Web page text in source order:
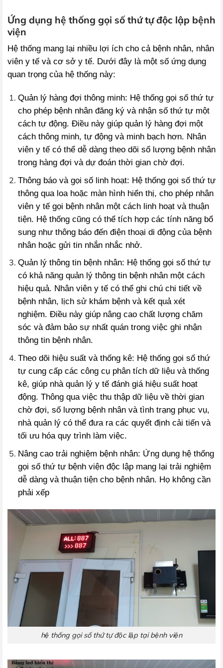
Ứng dụng hệ thống gọi số thứ tự độc lập bệnh
viện
Hệ thống mang lại nhiều lợi ích cho cả bệnh nhân, nhân
viên y tế và cơ sở y tế. Dưới đây là một số ứng dụng
quan trọng của hệ thống này:
Quản lý hàng đợi thông minh: Hệ thống gọi số thứ tự
cho phép bệnh nhân đăng ký và nhận số thứ tự một
cách tự động. Điều này giúp quản lý hàng đợi một
cách thông minh, tự động và minh bạch hơn. Nhân
viên y tế có thể dễ dàng theo dõi số lượng bệnh nhân
trong hàng đợi và dự đoán thời gian chờ đợi.
Thông báo và gọi số linh hoạt: Hệ thống gọi số thứ tự
thông qua loa hoặc màn hình hiển thị, cho phép nhân
viên y tế gọi bệnh nhân một cách linh hoạt và thuận
tiện. Hệ thống cũng có thể tích hợp các tính năng bổ
sung như thông báo đến điện thoại di động của bệnh
nhân hoặc gửi tin nhắn nhắc nhở.
Quản lý thông tin bệnh nhân: Hệ thống gọi số thứ tự
có khả năng quản lý thông tin bệnh nhân một cách
hiệu quả. Nhân viên y tế có thể ghi chú chi tiết về
bệnh nhân, lịch sử khám bệnh và kết quả xét
nghiệm. Điều này giúp nâng cao chất lượng chăm
sóc và đảm bảo sự nhất quán trong việc ghi nhận
thông tin bệnh nhân.
Theo dõi hiệu suất và thống kê: Hệ thống gọi số thứ
tự cung cấp các công cụ phân tích dữ liệu và thống
kê, giúp nhà quản lý y tế đánh giá hiệu suất hoạt
động. Thông qua việc thu thập dữ liệu về thời gian
chờ đợi, số lượng bệnh nhân và tình trạng phục vụ,
nhà quản lý có thể đưa ra các quyết định cải tiến và
tối ưu hóa quy trình làm việc.
Nâng cao trải nghiệm bệnh nhân: Ứng dụng hệ thống
gọi số thứ tự bệnh viện độc lập mang lại trải nghiệm
dễ dàng và thuận tiện cho bệnh nhân. Họ không cần
phải xếp
hệ thống gọi số thứ tự độc lập tại bệnh viện